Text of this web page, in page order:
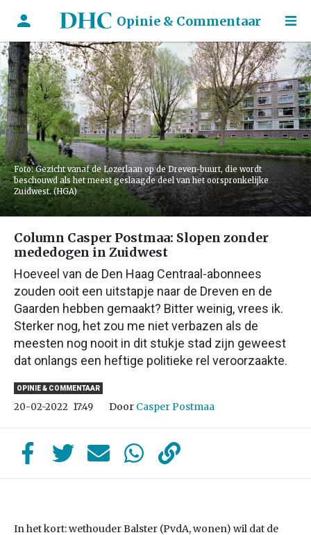
Opinie & Commentaar
Foto: Gezicht vanaf de Lozerlaan op de Dreven-buurt, die wordt
beschouwd als het meest geslaagde deel van het oorspronkelijke
Zuidwest. (HGA)
Column Casper Postmaa: Slopen zonder
mededogen in Zuidwest
Hoeveel van de Den Haag Centraal-abonnees
zouden ooit een uitstapje naar de Dreven en de
Gaarden hebben gemaakt? Bitter weinig, vrees ik.
Sterker nog, het zou me niet verbazen als de
meesten nog nooit in dit stukje stad zijn geweest
dat onlangs een heftige politieke rel veroorzaakte.
OPINIE & COMMENTAAR
20-02-2022 17:49 Door Casper Postmaa
In het kort: wethouder Balster (PvdA, wonen) wil dat de